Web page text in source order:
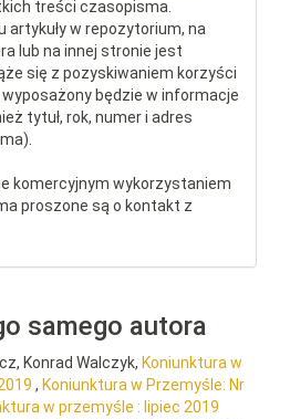
treści czasopisma.
w repozytorium, na
lub na innej stronie jest
się z pozyskiwaniem korzyści
będzie w informacje
tytuł, rok, numer i adres
komercyjnym wykorzystaniem
proszone są o kontakt z
samego autora
Konrad Walczyk, Koniunktura w
, Koniunktura w Przemyśle: Nr
w przemyśle : lipiec 2019